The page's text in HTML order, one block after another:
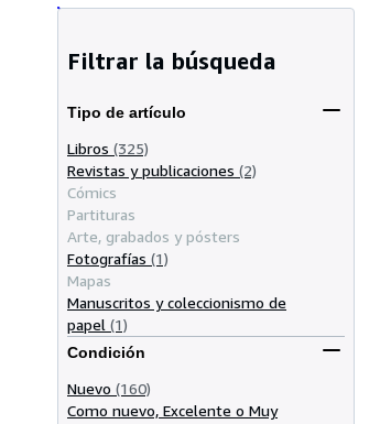
Filtrar la búsqueda
Tipo de artículo
Libros (325)
Revistas y publicaciones (2)
Cómics
Partituras
Arte, grabados y pósters
Fotografías (1)
Mapas
Manuscritos y coleccionismo de
papel (1)
Condición
Nuevo (160)
Como nuevo, Excelente o Muy